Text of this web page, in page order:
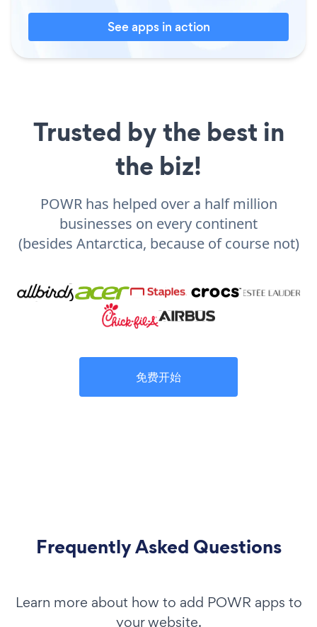
See apps in action
Trusted by the best in
the biz!
POWR has helped over a half million
businesses on every continent
(besides Antarctica, because of course not)
免费开始
Frequently Asked Questions
Learn more about how to add POWR apps to
your website.